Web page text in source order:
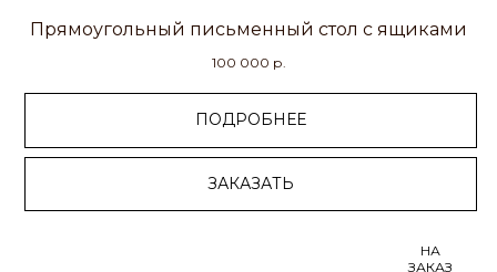
Прямоугольный письменный стол с ящиками
100 000 р.
ПОДРОБНЕЕ
ЗАКАЗАТЬ
НА
ЗАКАЗ